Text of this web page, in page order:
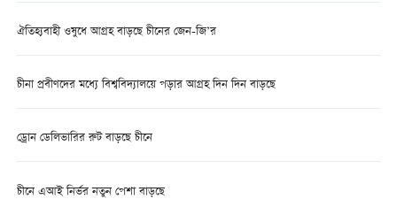
ঐতিহ্যবাহী ওষুধে আগ্রহ বাড়ছে চীনের জেন-জি’র
চীনা প্রবীণদের মধ্যে বিশ্ববিদ্যালয়ে পড়ার আগ্রহ দিন দিন বাড়ছে
ড্রোন ডেলিভারির রুট বাড়ছে চীনে
চীনে এআই নির্ভর নতুন পেশা বাড়ছে